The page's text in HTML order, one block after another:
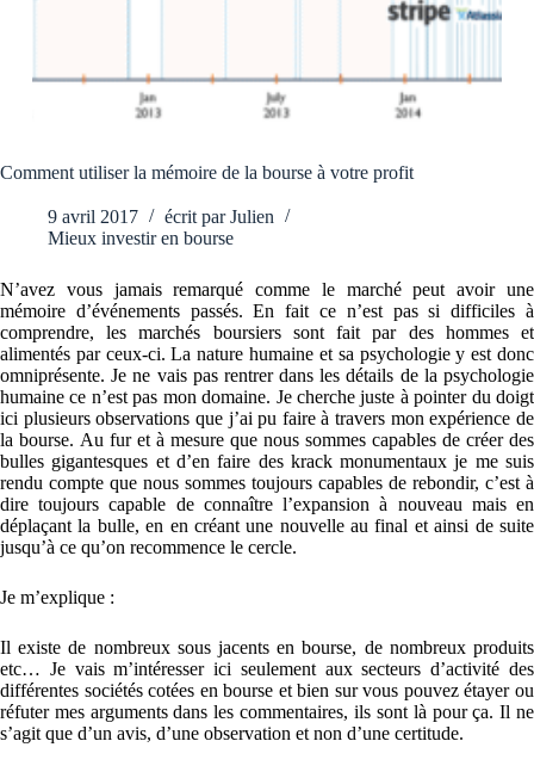
Comment utiliser la mémoire de la bourse à votre profit
9 avril 2017 écrit par Julien
Mieux investir en bourse
N’avez vous jamais remarqué comme le marché peut avoir une
mémoire d’événements passés. En fait ce n’est pas si difficiles à
comprendre, les marchés boursiers sont fait par des hommes et
alimentés par ceux-ci. La nature humaine et sa psychologie y est donc
omniprésente. Je ne vais pas rentrer dans les détails de la psychologie
humaine ce n’est pas mon domaine. Je cherche juste à pointer du doigt
ici plusieurs observations que j’ai pu faire à travers mon expérience de
la bourse. Au fur et à mesure que nous sommes capables de créer des
bulles gigantesques et d’en faire des krack monumentaux je me suis
rendu compte que nous sommes toujours capables de rebondir, c’est à
dire toujours capable de connaître l’expansion à nouveau mais en
déplaçant la bulle, en en créant une nouvelle au final et ainsi de suite
jusqu’à ce qu’on recommence le cercle.
Je m’explique :
Il existe de nombreux sous jacents en bourse, de nombreux produits
etc… Je vais m’intéresser ici seulement aux secteurs d’activité des
différentes sociétés cotées en bourse et bien sur vous pouvez étayer ou
réfuter mes arguments dans les commentaires, ils sont là pour ça. Il ne
s’agit que d’un avis, d’une observation et non d’une certitude.